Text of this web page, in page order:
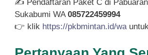
✍ Pendaftaran Paket C di
Sukabumi WA 085722459994
👉 klik https://pkbmintan.id/wa